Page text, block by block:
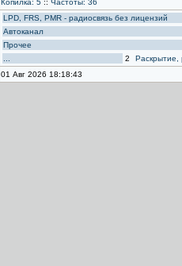
Копилка: 5 :: Частоты: 36
LPD, FRS, PMR - радиосвязь без лицензий
Автоканал
Прочее
2
Раскрытие,
01 Авг 2026 18:18:43